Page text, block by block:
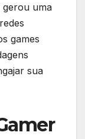
gerou uma
games
sua